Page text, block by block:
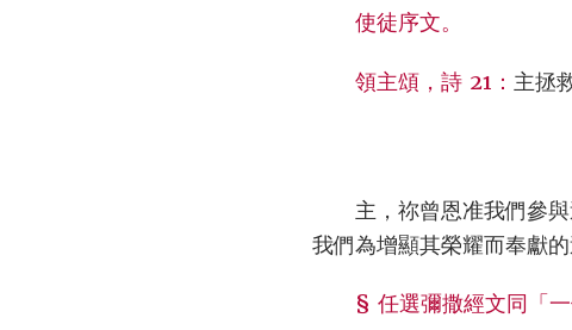
使徒序文。
領主頌，詩 21： 主拯
主，祢曾恩准我們參
我們為增顯其榮耀而奉獻
§ 任選彌撒經文同「